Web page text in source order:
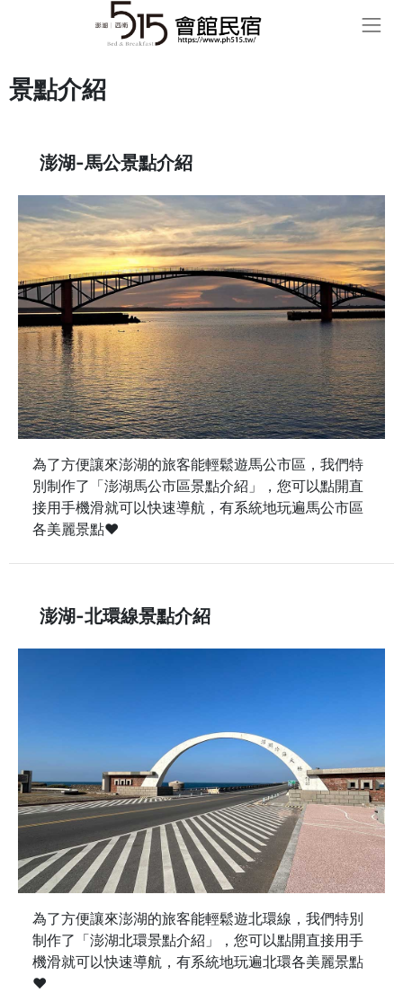
景點介紹
澎湖-馬公景點介紹
為了方便讓來澎湖的旅客能輕鬆遊馬公市區，我們特
別制作了「澎湖馬公市區景點介紹」，您可以點開直
接用手機滑就可以快速導航，有系統地玩遍馬公市區
各美麗景點♥
澎湖-北環線景點介紹
為了方便讓來澎湖的旅客能輕鬆遊北環線，我們特別
制作了「澎湖北環景點介紹」，您可以點開直接用手
機滑就可以快速導航，有系統地玩遍北環各美麗景點
♥